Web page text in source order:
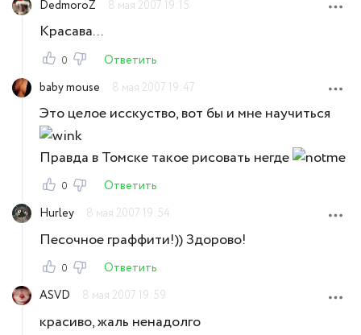
DedmoroZ
8 мая 2007 19:15
Красава...
0
Ответить
baby mouse
8 мая 2007 19:47
Это целое исскуство, вот бы и мне научиться
Правда в Томске такое рисовать негде
0
Ответить
Hurley
8 мая 2007 19:54
Песочное граффити!)) Здорово!
0
Ответить
ASVD
8 мая 2007 19:59
красиво, жаль ненадолго